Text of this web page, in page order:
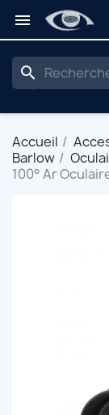

search
Accueil
Barlow
100° Ar